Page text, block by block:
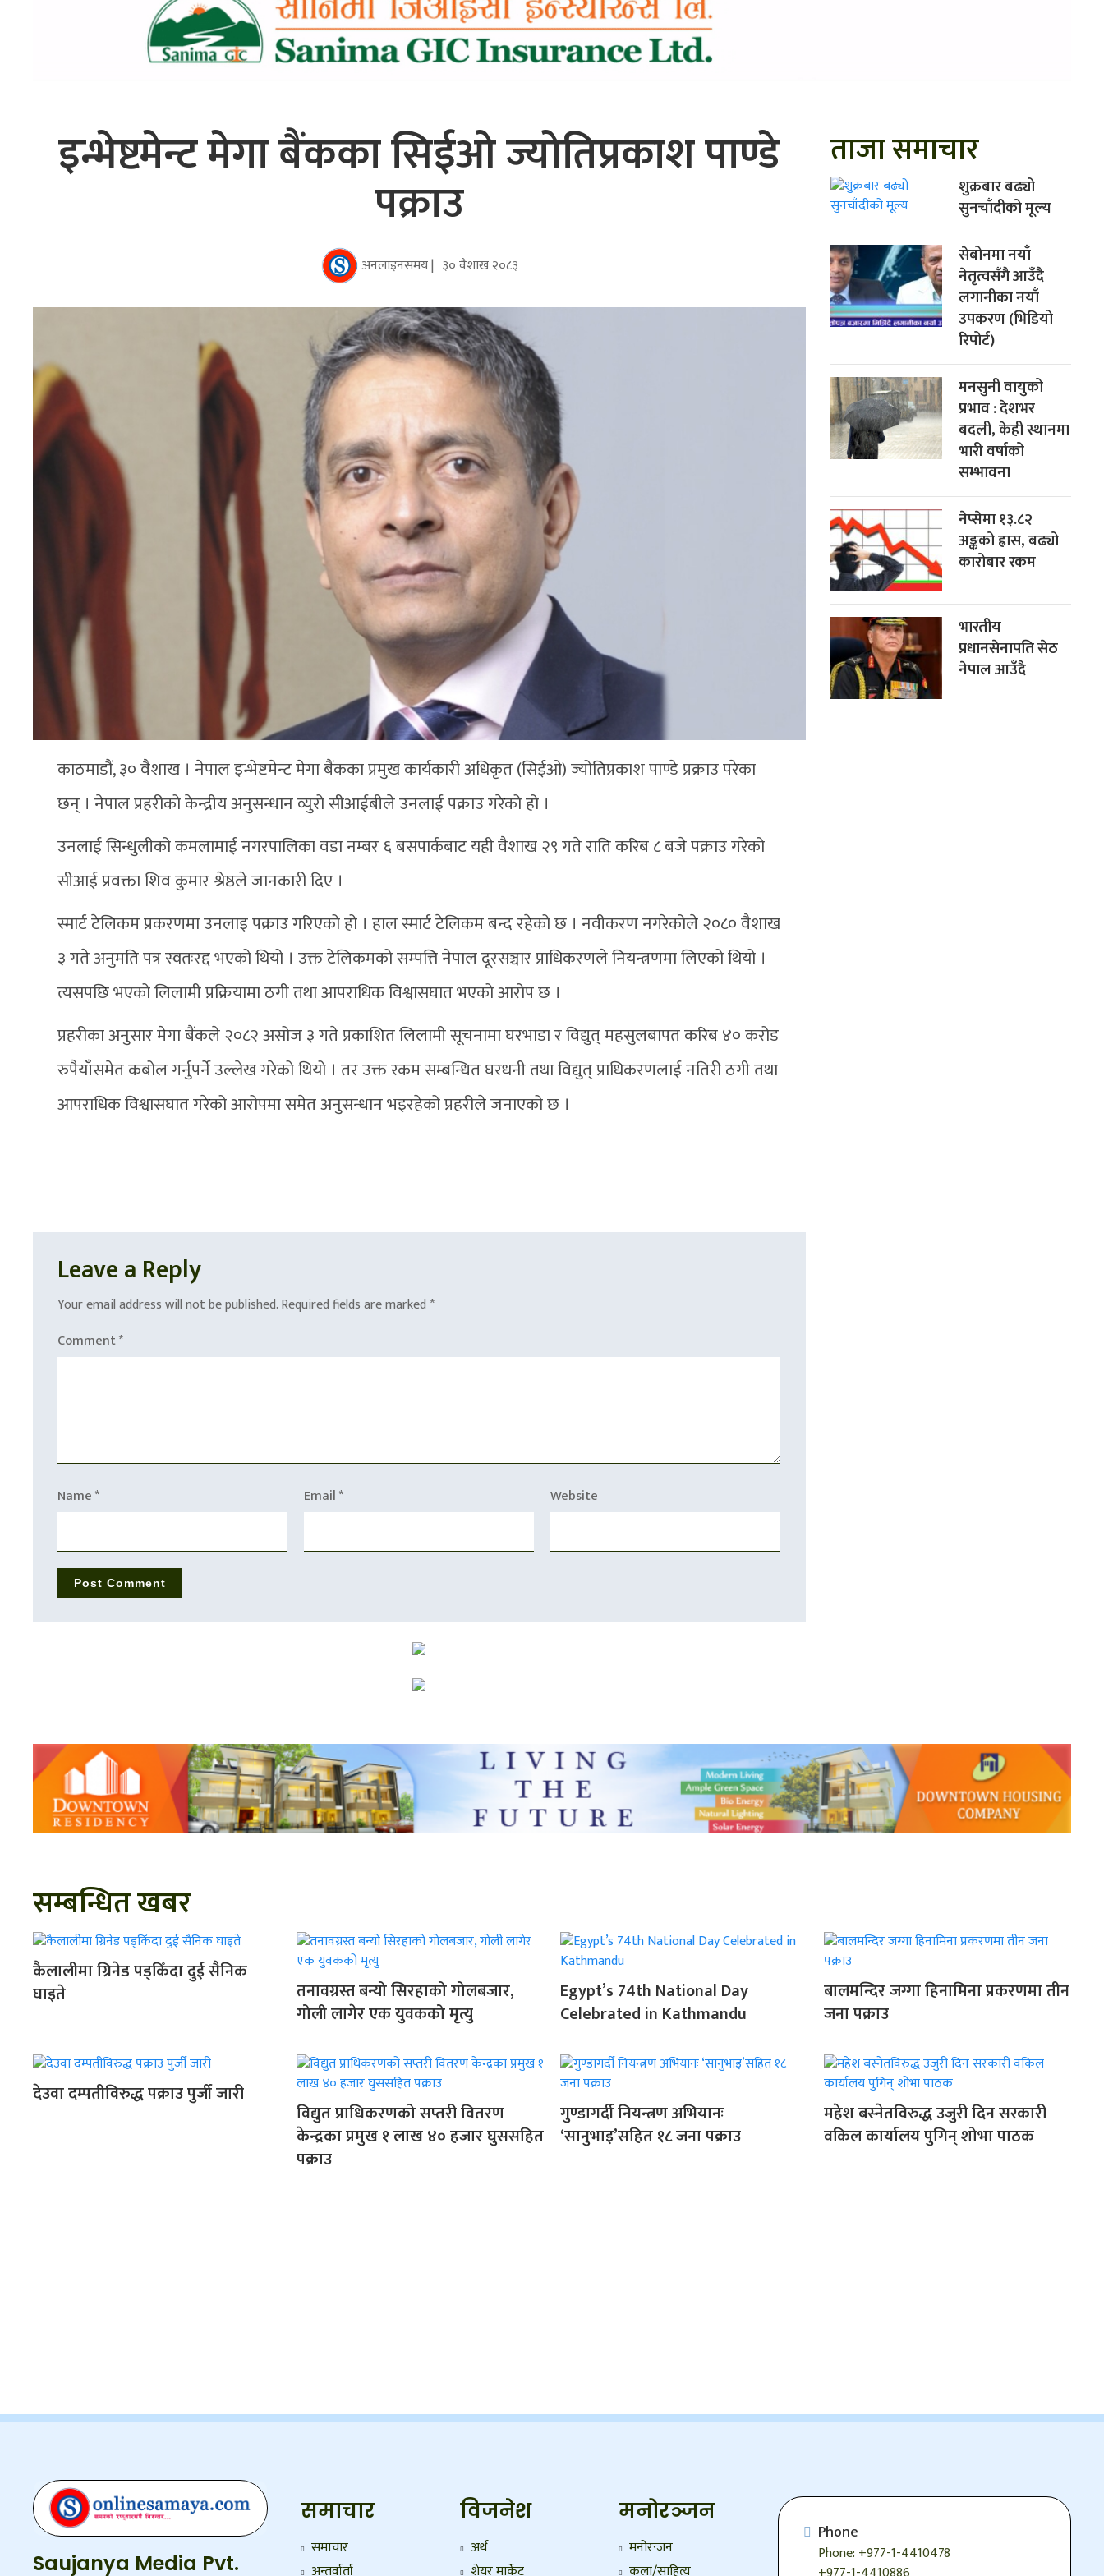
इन्भेष्टमेन्ट मेगा बैंकका सिईओ ज्योतिप्रकाश पाण्डे
पक्राउ
अनलाइनसमय | ३० वैशाख २०८३
काठमाडौं, ३० वैशाख । नेपाल इन्भेष्टमेन्ट मेगा बैंकका प्रमुख कार्यकारी अधिकृत (सिईओ) ज्योतिप्रकाश पाण्डे प्रक्राउ परेका
छन् । नेपाल प्रहरीको केन्द्रीय अनुसन्धान व्युरो सीआईबीले उनलाई पक्राउ गरेको हो ।
उनलाई सिन्धुलीको कमलामाई नगरपालिका वडा नम्बर ६ बसपार्कबाट यही वैशाख २९ गते राति करिब ८ बजे पक्राउ गरेको
सीआई प्रवक्ता शिव कुमार श्रेष्ठले जानकारी दिए ।
स्मार्ट टेलिकम प्रकरणमा उनलाइ पक्राउ गरिएको हो । हाल स्मार्ट टेलिकम बन्द रहेको छ । नवीकरण नगरेकोले २०८० वैशाख
३ गते अनुमति पत्र स्वतःरद्द भएको थियो । उक्त टेलिकमको सम्पत्ति नेपाल दूरसञ्चार प्राधिकरणले नियन्त्रणमा लिएको थियो ।
त्यसपछि भएको लिलामी प्रक्रियामा ठगी तथा आपराधिक विश्वासघात भएको आरोप छ ।
प्रहरीका अनुसार मेगा बैंकले २०८२ असोज ३ गते प्रकाशित लिलामी सूचनामा घरभाडा र विद्युत् महसुलबापत करिब ४० करोड
रुपैयाँसमेत कबोल गर्नुपर्ने उल्लेख गरेको थियो । तर उक्त रकम सम्बन्धित घरधनी तथा विद्युत् प्राधिकरणलाई नतिरी ठगी तथा
आपराधिक विश्वासघात गरेको आरोपमा समेत अनुसन्धान भइरहेको प्रहरीले जनाएको छ ।
Leave a Reply
Your email address will not be published.Required fields are marked *
Comment*
Name* Email* Website
ताजा समाचार
शुक्रबार बढ्यो
सुनचाँदीको मूल्य
सेबोनमा नयाँ
नेतृत्वसँगै आउँदै
लगानीका नयाँ
उपकरण (भिडियो
रिपोर्ट)
मनसुनी वायुको
प्रभाव : देशभर
बदली, केही स्थानमा
भारी वर्षाको
सम्भावना
नेप्सेमा १३.८२
अङ्कको ह्रास, बढ्यो
कारोबार रकम
भारतीय
प्रधानसेनापति सेठ
नेपाल आउँदै
सम्बन्धित खबर
कैलालीमा ग्रिनेड पड्किँदा दुई सैनिक
घाइते
तनावग्रस्त बन्यो सिरहाको गोलबजार,
गोली लागेर एक युवकको मृत्यु
Egypt’s 74th National Day
Celebrated in Kathmandu
बालमन्दिर जग्गा हिनामिना प्रकरणमा तीन
जना पक्राउ
देउवा दम्पतीविरुद्ध पक्राउ पुर्जी जारी
विद्युत प्राधिकरणको सप्तरी वितरण
केन्द्रका प्रमुख १ लाख ४० हजार घुससहित
पक्राउ
गुण्डागर्दी नियन्त्रण अभियानः
‘सानुभाइ’सहित १८ जना पक्राउ
महेश बस्नेतविरुद्ध उजुरी दिन सरकारी
वकिल कार्यालय पुगिन् शोभा पाठक
Saujanya Media Pvt.
समाचार
समाचार
अन्तर्वार्ता
विजनेश
अर्थ
शेयर मार्केट
मनोरञ्जन
मनोरन्जन
कला/साहित्य
Phone
Phone: +977-1-4410478